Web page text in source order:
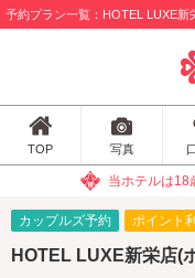
予約プラン一覧：HOTEL LUXE
TOP 写真
当ホテルは18
カップルズ予約 ポイント
HOTEL LUXE新栄店(